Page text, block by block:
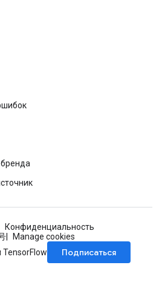
Конфиденциальность
Manage cookies
TensorFlow
Подписаться